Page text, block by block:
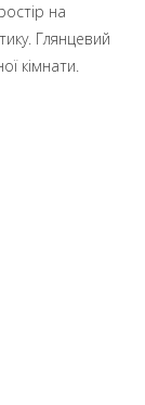
на
Глянцевий
кімнати.